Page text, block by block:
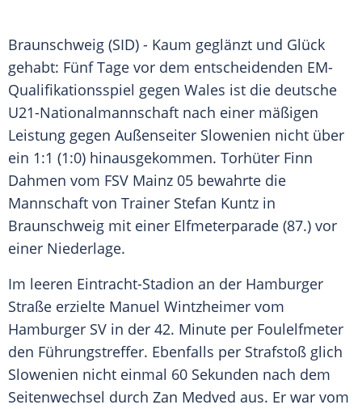
Braunschweig (SID) - Kaum geglänzt und Glück
gehabt: Fünf Tage vor dem entscheidenden EM-
Qualifikationsspiel gegen Wales ist die deutsche
U21-Nationalmannschaft nach einer mäßigen
Leistung gegen Außenseiter Slowenien nicht über
ein 1:1 (1:0) hinausgekommen. Torhüter Finn
Dahmen vom FSV Mainz 05 bewahrte die
Mannschaft von Trainer Stefan Kuntz in
Braunschweig mit einer Elfmeterparade (87.) vor
einer Niederlage.
Im leeren Eintracht-Stadion an der Hamburger
Straße erzielte Manuel Wintzheimer vom
Hamburger SV in der 42. Minute per Foulelfmeter
den Führungstreffer. Ebenfalls per Strafstoß glich
Slowenien nicht einmal 60 Sekunden nach dem
Seitenwechsel durch Zan Medved aus. Er war vom